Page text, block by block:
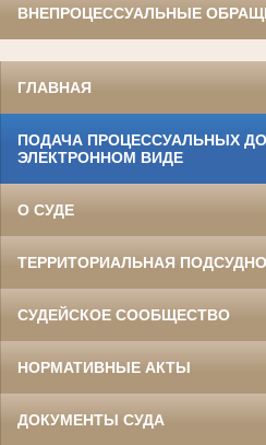
ВНЕПРОЦЕССУАЛЬНЫЕ
ГЛАВНАЯ
ПОДАЧА ПРОЦЕССУАЛЬНЫХ
ЭЛЕКТРОННОМ ВИДЕ
О СУДЕ
ТЕРРИТОРИАЛЬНАЯ
СУДЕЙСКОЕ СООБЩЕСТВО
НОРМАТИВНЫЕ АКТЫ
ДОКУМЕНТЫ СУДА